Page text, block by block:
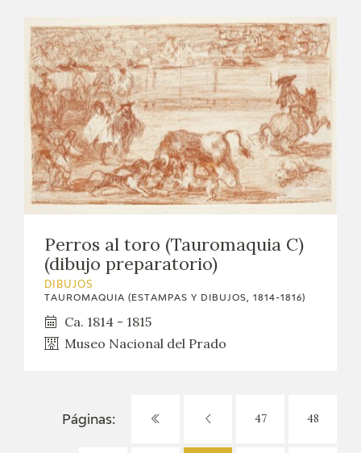
Perros al toro (Tauromaquia C)
(dibujo preparatorio)
DIBUJOS
TAUROMAQUIA (ESTAMPAS Y DIBUJOS, 1814-1816)
Ca. 1814 - 1815
Museo Nacional del Prado
Páginas: 47 48